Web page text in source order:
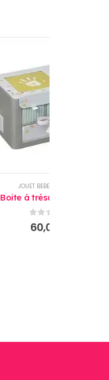
JOUET BEBE,
Boite à trésors Baby Art
0sur 5
60,00